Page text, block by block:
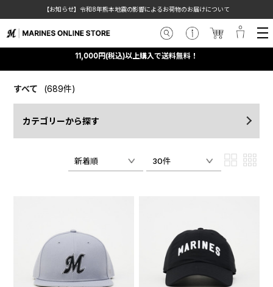
【お知らせ】令和8年熊本地震の影響によるお荷物のお届けについて
11,000円(税込)以上購入で送料無料！
すべて (689件)
カテゴリーから探す
新着順 30件